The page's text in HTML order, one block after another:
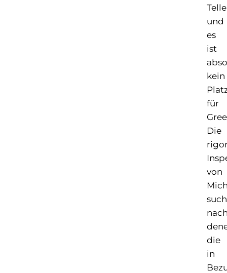
und
es
ist
kein
für
Die
von
die
in